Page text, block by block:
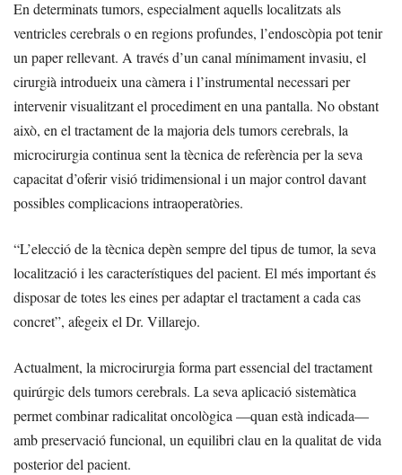
En determinats tumors, especialment aquells localitzats als
ventricles cerebrals o en regions profundes, l’endoscòpia pot tenir
un paper rellevant. A través d’un canal mínimament invasiu, el
cirurgià introdueix una càmera i l’instrumental necessari per
intervenir visualitzant el procediment en una pantalla. No obstant
això, en el tractament de la majoria dels tumors cerebrals, la
microcirurgia continua sent la tècnica de referència per la seva
capacitat d’oferir visió tridimensional i un major control davant
possibles complicacions intraoperatòries.
“L’elecció de la tècnica depèn sempre del tipus de tumor, la seva
localització i les característiques del pacient. El més important és
disposar de totes les eines per adaptar el tractament a cada cas
concret”, afegeix el Dr. Villarejo.
Actualment, la microcirurgia forma part essencial del tractament
quirúrgic dels tumors cerebrals. La seva aplicació sistemàtica
permet combinar radicalitat oncològica —quan està indicada—
amb preservació funcional, un equilibri clau en la qualitat de vida
posterior del pacient.